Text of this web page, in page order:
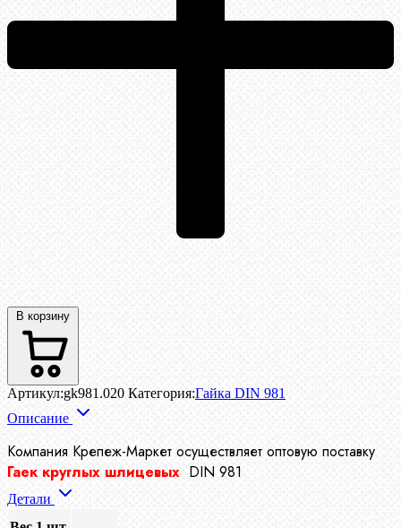
В корзину
Артикул:gk981.020 Категория:Гайка DIN 981
Описание
Компания Крепеж-Маркет осуществляет оптовую поставку
Гаек круглых шлицевых DIN 981
Детали